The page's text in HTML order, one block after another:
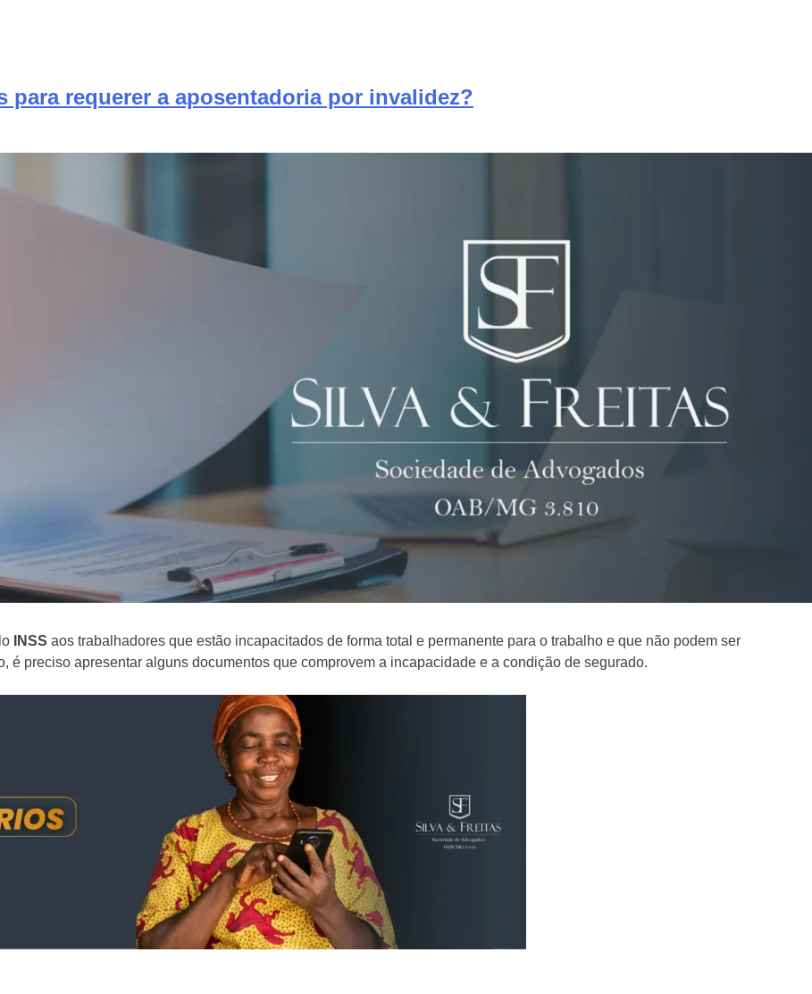
requerer a aposentadoria por invalidez?
INSS aos trabalhadores que estão incapacitados de forma total e permanente para o trabalho e que não podem ser
é preciso apresentar alguns documentos que comprovem a incapacidade e a condição de segurado.